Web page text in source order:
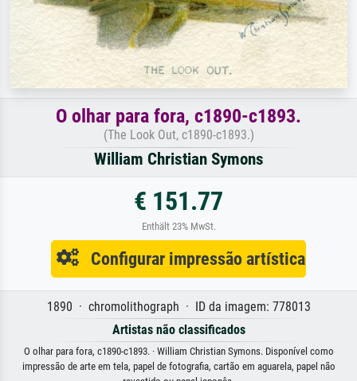
O olhar para fora, c1890-c1893.
(The Look Out, c1890-c1893.)
William Christian Symons
€ 151.77
Enthält 23% MwSt.
Configurar impressão artística
1890 · chromolithograph · ID da imagem: 778013
Artistas não classificados
O olhar para fora, c1890-c1893. · William Christian Symons. Disponível como
impressão de arte em tela, papel de fotografia, cartão em aguarela, papel não